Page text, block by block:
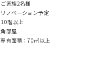
ご家族2名様
リノベーション予定
10階以上
角部屋
専有面積：70㎡以上